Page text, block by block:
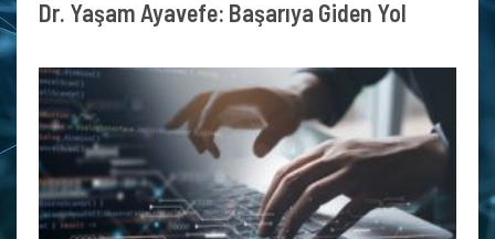
Dr. Yaşam Ayavefe: Başarıya Giden Yol